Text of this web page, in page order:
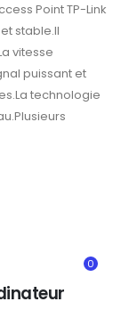
Point TP-Link
stable.Il
vitesse
puissant et
technologie
0